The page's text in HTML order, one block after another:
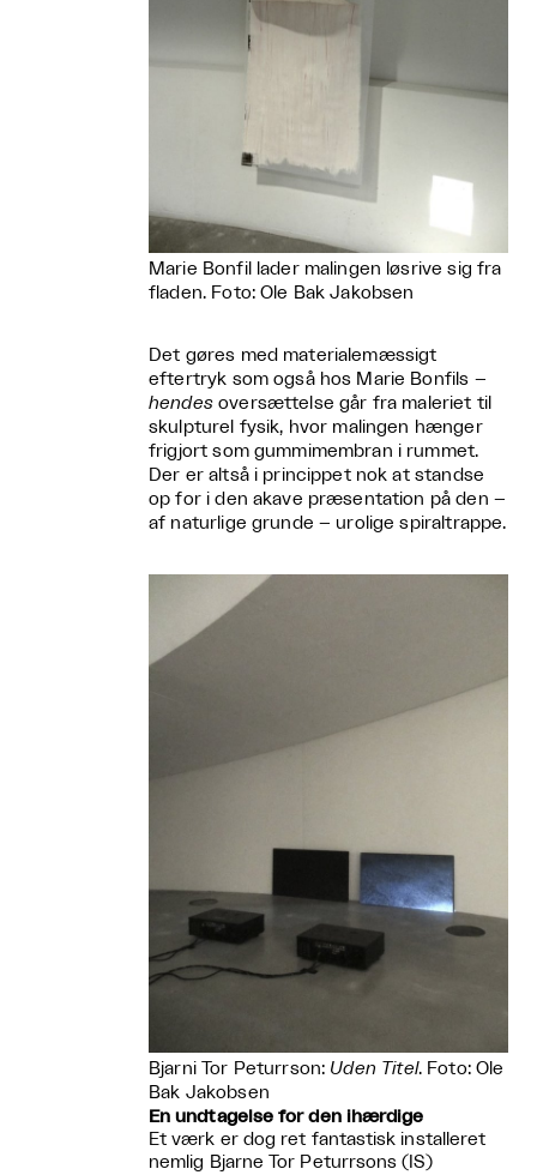
Marie Bonfil lader malingen løsrive sig fra
fladen. Foto: Ole Bak Jakobsen
Det gøres med materialemæssigt
eftertryk som også hos Marie Bonfils –
hendesoversættelse går fra maleriet til
skulpturel fysik, hvor malingen hænger
frigjort som gummimembran i rummet.
Der er altså i princippet nok at standse
op for i den akave præsentation på den –
af naturlige grunde – urolige spiraltrappe.
Bjarni Tor Peturrson: Uden Titel. Foto: Ole
Bak Jakobsen
En undtagelse for den ihærdige
Et værk er dog ret fantastisk installeret
nemlig Bjarne Tor Peturrsons (IS)